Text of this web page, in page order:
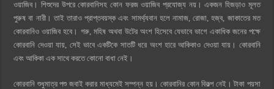
ওয়াজিব। শিশুদের উপরে কোরবানিসহ কোন ফরজ ওয়াজিব প্রযোজ্য নয়। একজন হিজড়াও মূলত
পুরুষ বা নারী। তাই তারাও প্রাপ্তবয়স্ক এবং সামর্থ্যবান হলে নামাজ, রোজা, হজ্ব, জাকাতের মত
কোরবানিও ওয়াজিব হবে। গরু, মহিষ অথবা উটের অংশ হিসেবে যেভাবে ভাগে একাধিক জনের পক্ষে
কোরবানি দেওয়া যায়, সেই ভাবে একটিকে সাতটি ধরে অংশ হারে আকিকাও দেওয়া যায়। কোরবানি
এবং আকিকা এক সাথে করতে কোনো বাধা নেই।
কোরবানি শুধুমাত্র পশু জবাই করার মাধ্যমেই সম্পন্ন হয়। কোরবানির কোন বিকল্প নেই। টাকা পয়সা